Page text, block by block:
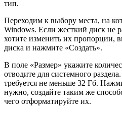
тип.
Переходим к выбору места, на
Windows. Если жесткий диск не
хотите изменить их пропорции,
диска и нажмите «Создать».
В поле «Размер» укажите
отводите для системного
требуется не меньше 32 Гб.
нужно, создайте таким же
чего отформатируйте их.